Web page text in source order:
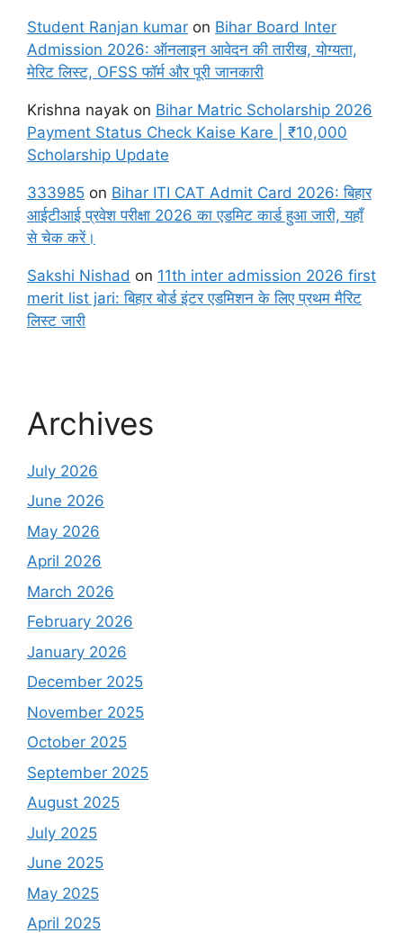
Student Ranjan kumar on Bihar Board Inter
Admission 2026: ऑनलाइन आवेदन की तारीख, योग्यता,
मेरिट लिस्ट, OFSS फॉर्म और पूरी जानकारी
Krishna nayak on Bihar Matric Scholarship 2026
Payment Status Check Kaise Kare | ₹10,000
Scholarship Update
333985 on Bihar ITI CAT Admit Card 2026: बिहार
आईटीआई प्रवेश परीक्षा 2026 का एडमिट कार्ड हुआ जारी, यहाँ
से चेक करें।
Sakshi Nishad on 11th inter admission 2026 first
merit list jari: बिहार बोर्ड इंटर एडमिशन के लिए प्रथम मैरिट
लिस्ट जारी
Archives
July 2026
June 2026
May 2026
April 2026
March 2026
February 2026
January 2026
December 2025
November 2025
October 2025
September 2025
August 2025
July 2025
June 2025
May 2025
April 2025